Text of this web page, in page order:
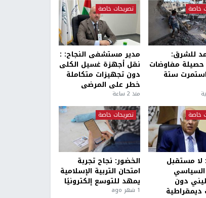
خاصة
للشرق:
حصيلة مفاوضات
ستة
تصريحات خاصة
مدير مستشفى النجاح: :
نقل أجهزة غسيل الكلى
دون تجهيزات متكاملة
خطر على المرضى
منذ 2 ساعة
خاصة
لا مستقبل
السياسي
دون
ديمقراطية
تصريحات خاصة
الخضور: نجاح تجربة
امتحان التربية الإسلامية
يمهد للتوسع إلكترونيًا
1 شهر ago